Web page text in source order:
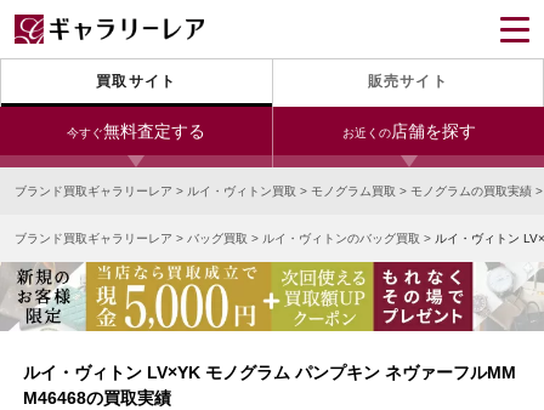
買取サイト 販売サイト
今すぐ無料査定する お近くの店舗を探す
24時間受付（対応時間10:00～19:00）
宅配買取を申し込む
無料の宅配キットをお届けします
今すぐ電話査定
受付時間 10:00～19:00
銀座本店 青山表参道店 新宿東口店
小田急新宿店 LAB東京 名古屋大須店
なんば店
ブランド買取ギャラリーレア > ルイ・ヴィトン買取 > モノグラム買取 > モノグラムの買取実績
ブランド買取ギャラリーレア > バッグ買取 > ルイ・ヴィトンのバッグ買取 > ルイ・ヴィトン
ルイ・ヴィトン LV×YK モノグラム パンプキン ネヴァーフルMM
M46468の買取実績